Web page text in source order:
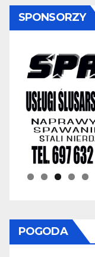
SPONSORZY
POGODA